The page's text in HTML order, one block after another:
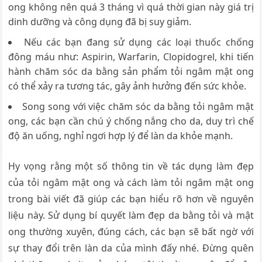
ong không nên quá 3 tháng vì quá thời gian này giá trị
dinh dưỡng và công dụng đã bị suy giảm.
Nếu các bạn đang sử dụng các loại thuốc chống
đông máu như: Aspirin, Warfarin, Clopidogrel, khi tiến
hành chăm sóc da bằng sản phẩm tỏi ngâm mật ong
có thể xảy ra tương tác, gây ảnh hưởng đến sức khỏe.
Song song với việc chăm sóc da bằng tỏi ngâm mật
ong, các bạn cần chú ý chống nắng cho da, duy trì chế
độ ăn uống, nghỉ ngơi hợp lý để làn da khỏe mạnh.
Hy vọng rằng một số thông tin về tác dụng làm đẹp
của tỏi ngâm mật ong và cách làm tỏi ngâm mật ong
trong bài viết đã giúp các bạn hiểu rõ hơn về nguyên
liệu này. Sử dụng bí quyết làm đẹp da bằng tỏi và mật
ong thường xuyên, đúng cách, các bạn sẽ bất ngờ với
sự thay đổi trên làn da của mình đấy nhé. Đừng quên